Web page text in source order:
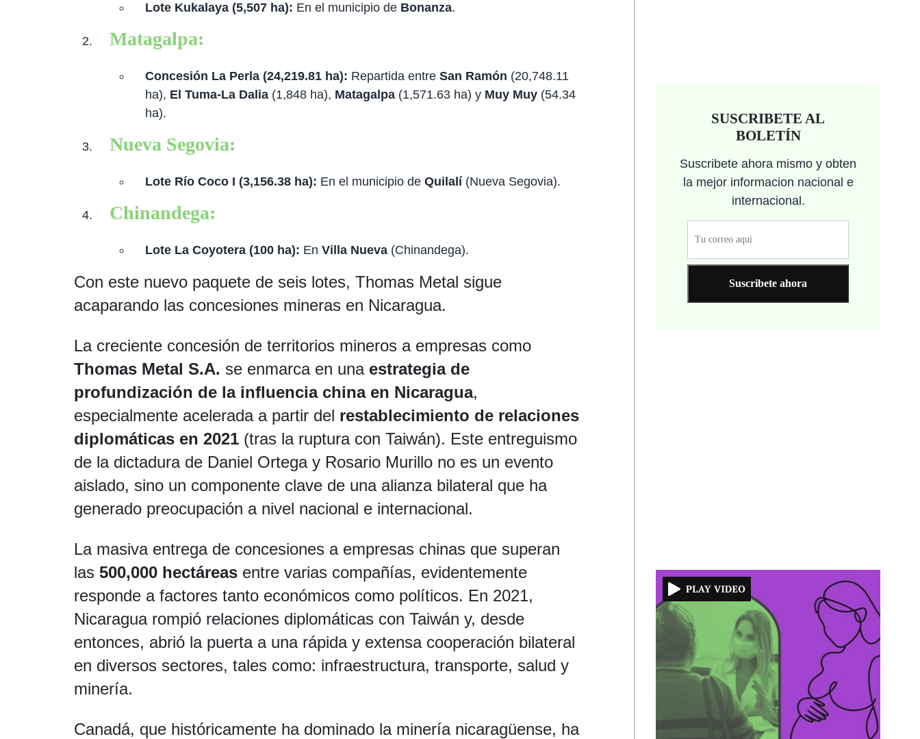
Lote Kukalaya (5,507 ha): En el municipio de Bonanza.
Matagalpa:
Concesión La Perla (24,219.81 ha): Repartida entre San Ramón (20,748.11
ha), El Tuma-La Dalia(1,848 ha), Matagalpa(1,571.63 ha) y Muy Muy(54.34
ha).
Nueva Segovia:
Lote Río Coco I (3,156.38 ha): En el municipio de Quilalí(Nueva Segovia).
Chinandega:
Lote La Coyotera (100 ha): En Villa Nueva(Chinandega).
Con este nuevo paquete de seis lotes, Thomas Metal sigue
acaparando las concesiones mineras en Nicaragua.
La creciente concesión de territorios mineros a empresas como
Thomas Metal S.A. se enmarca en una estrategia de
profundización de la influencia china en Nicaragua,
especialmente acelerada a partir del restablecimiento de relaciones
diplomáticas en 2021(tras la ruptura con Taiwán). Este entreguismo
de la dictadura de Daniel Ortega y Rosario Murillo no es un evento
aislado, sino un componente clave de una alianza bilateral que ha
generado preocupación a nivel nacional e internacional.
La masiva entrega de concesiones a empresas chinas que superan
las 500,000 hectáreasentre varias compañías, evidentemente
responde a factores tanto económicos como políticos. En 2021,
Nicaragua rompió relaciones diplomáticas con Taiwán y, desde
entonces, abrió la puerta a una rápida y extensa cooperación bilateral
en diversos sectores, tales como: infraestructura, transporte, salud y
minería.
Canadá, que históricamente ha dominado la minería nicaragüense, ha
SUSCRIBETE AL
BOLETÍN
Suscribete ahora mismo y obten
la mejor informacion nacional e
internacional.
Suscribete ahora